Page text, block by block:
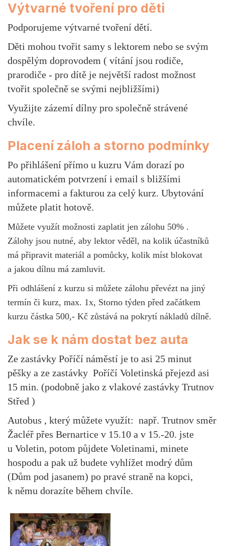
Výtvarné tvoření pro děti
Podporujeme výtvarné tvoření dětí.
Děti mohou tvořit samy s lektorem nebo se svým
dospělým doprovodem ( vítání jsou rodiče,
prarodiče - pro dítě je největší radost možnost
tvořit společně se svými nejbližšími)
Využijte zázemí dílny pro společně strávené
chvíle.
Placení záloh a storno podmínky
Po přihlášení přímo u kuzru Vám dorazí po
automatickém potvrzení i email s bližšími
informacemi a fakturou za celý kurz. Ubytování
můžete platit hotově.
Můžete využít možnosti zaplatit jen zálohu 50% .
Zálohy jsou nutné, aby lektor věděl, na kolik účastníků
má připravit materiál a pomůcky, kolik míst blokovat
a jakou dílnu má zamluvit.
Při odhlášení z kurzu si můžete zálohu převézt na jiný
termín či kurz, max. 1x, Storno týden před začátkem
kurzu částka 500,- Kč zůstává na pokrytí nákladů dílně.
Jak se k nám dostat bez auta
Ze zastávky Poříčí náměstí je to asi 25 minut
pěšky a ze zastávky Poříčí Voletinská přejezd asi
15 min. (podobně jako z vlakové zastávky Trutnov
Střed )
Autobus , který můžete využít: např. Trutnov směr
Žacléř přes Bernartice v 15.10 a v 15.-20. jste
u Voletin, potom půjdete Voletinami, minete
hospodu a pak už budete vyhlížet modrý dům
(Dům pod jasanem) po pravé straně na kopci,
k němu dorazíte během chvíle.